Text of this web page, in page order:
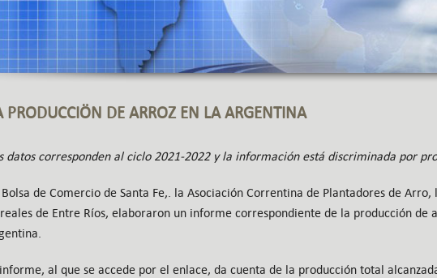
PRODUCCIÖN DE ARROZ EN LA ARGENTINA
datos corresponden al ciclo 2021-2022 y la información está discriminada por
Bolsa de Comercio de Santa Fe,. la Asociación Correntina de Plantadores de
de Entre Ríos, elaboraron un informe correspondiente de la producción de
al que se accede por el enlace, da cuenta de la producción total